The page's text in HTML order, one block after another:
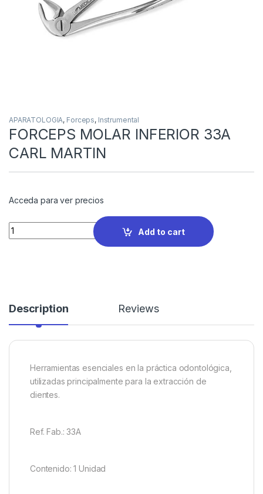
APARATOLOGIA, Forceps, Instrumental
FORCEPS MOLAR INFERIOR 33A
CARL MARTIN
Acceda para ver precios
Quantity
Add to cart
Description Reviews
Herramientas esenciales en la práctica odontológica,
utilizadas principalmente para la extracción de
dientes.
Ref. Fab.: 33A
Contenido: 1 Unidad